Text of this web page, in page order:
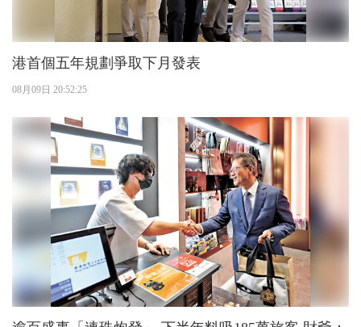
港首個五年規劃爭取下月發表
08月09日 20:52:25